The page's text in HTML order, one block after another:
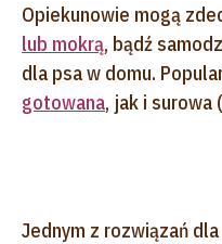
Opiekunowie mogą
lub mokrą, bądź
dla psa w domu.
gotowana, jak i surowa (
Jednym z rozwiązań